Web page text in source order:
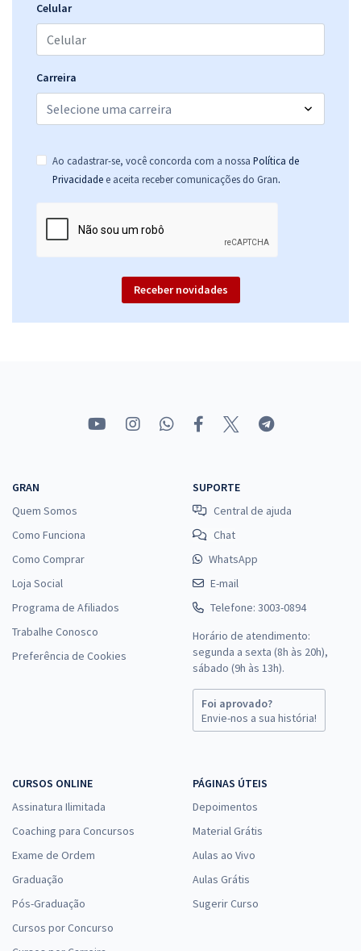
Celular
Carreira
Ao cadastrar-se, você concorda com a nossa Política de
Privacidade e aceita receber comunicações do Gran.
Receber novidades
GRAN
Quem Somos
Como Funciona
Como Comprar
Loja Social
Programa de Afiliados
Trabalhe Conosco
Preferência de Cookies
SUPORTE
Central de ajuda
Chat
WhatsApp
E-mail
Telefone: 3003-0894
Horário de atendimento:
segunda a sexta (8h às 20h),
sábado (9h às 13h).
Foi aprovado?
Envie-nos a sua história!
CURSOS ONLINE
Assinatura Ilimitada
Coaching para Concursos
Exame de Ordem
Graduação
Pós-Graduação
Cursos por Concurso
PÁGINAS ÚTEIS
Depoimentos
Material Grátis
Aulas ao Vivo
Aulas Grátis
Sugerir Curso